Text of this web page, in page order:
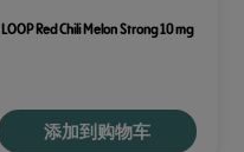
LOOP Red Chili Melon Strong 10 mg
添加到购物车